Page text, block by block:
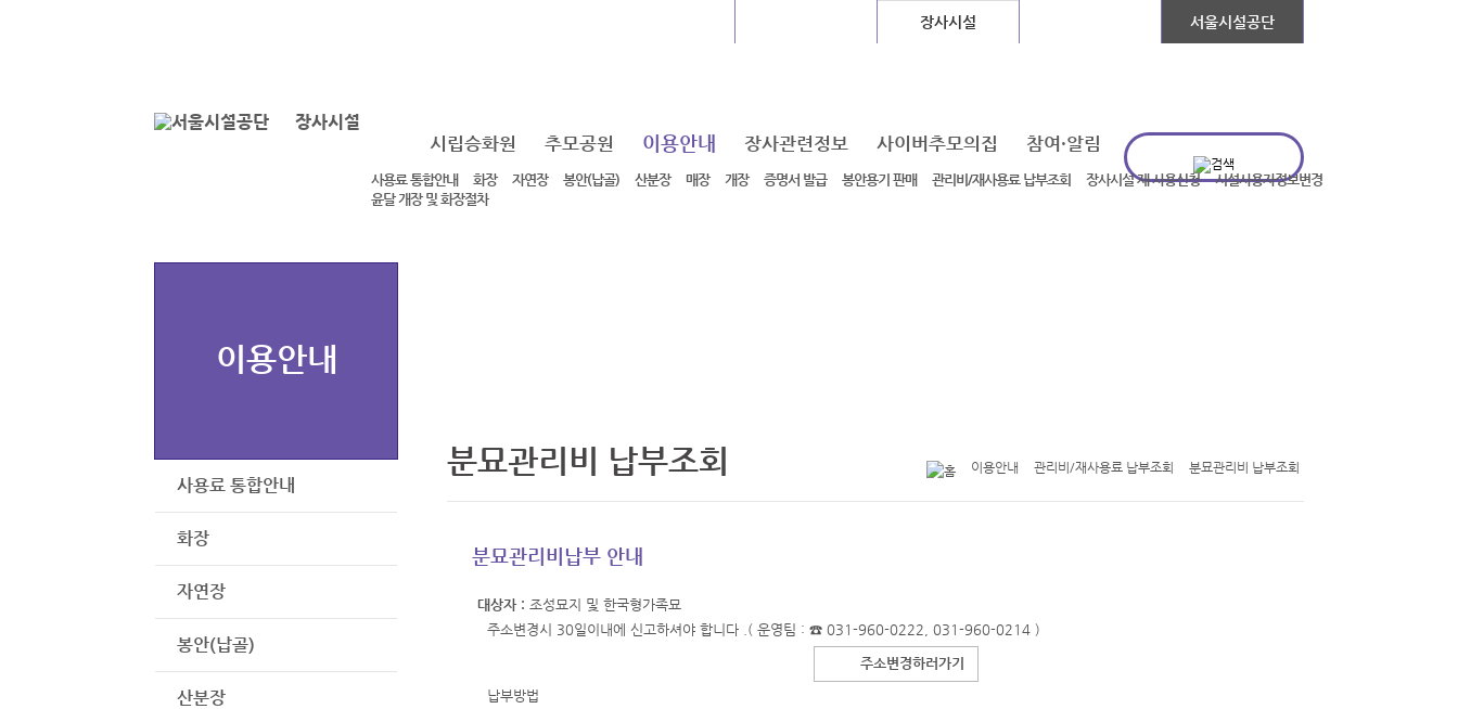
장사시설
장사시설 서울시설공단
시립승화원 추모공원 이용안내
사용료 통합안내 화장 자연장 봉안(납골) 산분장 매장 개장 증명서 발급 봉안용기 판매 관리비/재사용료 납부조회 장사시설 재 사용신청
시설사용자정보변경
윤달 개장 및 화장절차
장사관련정보 사이버추모의집 참여·알림
이용안내
사용료 통합안내
화장
자연장
봉안(납골)
산분장
분묘관리비 납부조회 이용안내 관리비/재사용료 납부조회 분묘관리비 납부조회
분묘관리비납부 안내
대상자 : 조성묘지 및 한국형가족묘
주소변경시 30일이내에 신고하셔야 합니다 .( 운영팀 : ☎ 031-960-0222, 031-960-0214 )
주소변경하러가기
납부방법